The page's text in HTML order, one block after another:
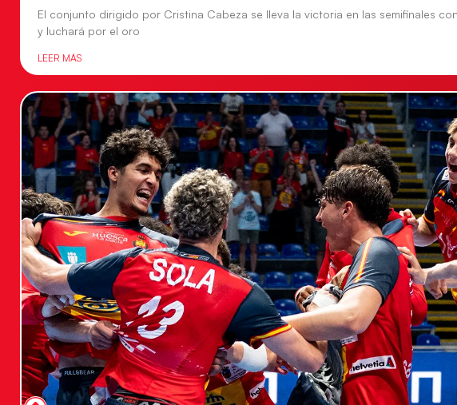
El conjunto dirigido por Cristina Cabeza se lleva la victoria en las semifinales
y luchará por el oro
LEER MÁS